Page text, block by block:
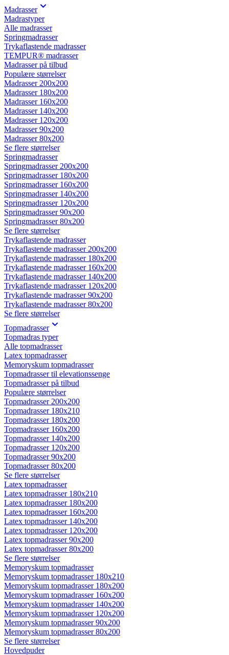
Madrasser
Madrastyper
Alle madrasser
Springmadrasser
Trykaflastende madrasser
TEMPUR® madrasser
Madrasser på tilbud
Populære størrelser
Madrasser 200x200
Madrasser 180x200
Madrasser 160x200
Madrasser 140x200
Madrasser 120x200
Madrasser 90x200
Madrasser 80x200
Se flere størrelser
Springmadrasser
Springmadrasser 200x200
Springmadrasser 180x200
Springmadrasser 160x200
Springmadrasser 140x200
Springmadrasser 120x200
Springmadrasser 90x200
Springmadrasser 80x200
Se flere størrelser
Trykaflastende madrasser
Trykaflastende madrasser 200x200
Trykaflastende madrasser 180x200
Trykaflastende madrasser 160x200
Trykaflastende madrasser 140x200
Trykaflastende madrasser 120x200
Trykaflastende madrasser 90x200
Trykaflastende madrasser 80x200
Se flere størrelser
Topmadrasser
Topmadras typer
Alle topmadrasser
Latex topmadrasser
Memoryskum topmadrasser
Topmadrasser til elevationssenge
Topmadrasser på tilbud
Populære størrelser
Topmadrasser 200x200
Topmadrasser 180x210
Topmadrasser 180x200
Topmadrasser 160x200
Topmadrasser 140x200
Topmadrasser 120x200
Topmadrasser 90x200
Topmadrasser 80x200
Se flere størrelser
Latex topmadrasser
Latex topmadrasser 180x210
Latex topmadrasser 180x200
Latex topmadrasser 160x200
Latex topmadrasser 140x200
Latex topmadrasser 120x200
Latex topmadrasser 90x200
Latex topmadrasser 80x200
Se flere størrelser
Memoryskum topmadrasser
Memoryskum topmadrasser 180x210
Memoryskum topmadrasser 180x200
Memoryskum topmadrasser 160x200
Memoryskum topmadrasser 140x200
Memoryskum topmadrasser 120x200
Memoryskum topmadrasser 90x200
Memoryskum topmadrasser 80x200
Se flere størrelser
Hovedpuder